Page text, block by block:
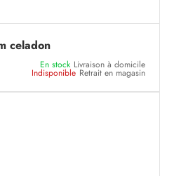
celadon
En stock Livraison à domicile
Indisponible Retrait en magasin